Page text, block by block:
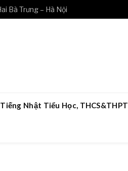
Bà Trưng – Hà Nội
Tiếng Nhật Tiểu Học, THCS&THPT